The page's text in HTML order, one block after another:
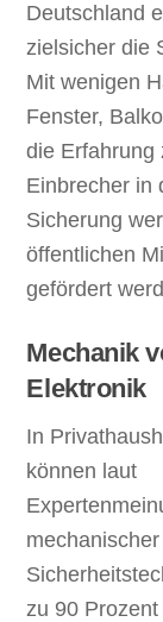
Deutschland
zielsicher die
Mit wenigen
Fenster,
die Erfahrung
Einbrecher in
Sicherung
öffentlichen
gefördert
Mechanik
Elektronik
In
können laut
mechanischer
zu 90 Prozent